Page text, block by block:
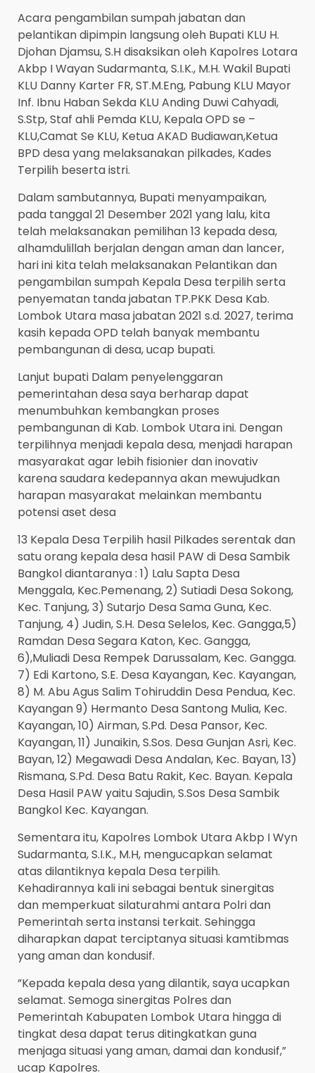
Acara pengambilan sumpah jabatan dan
pelantikan dipimpin langsung oleh Bupati KLU H.
Djohan Djamsu, S.H disaksikan oleh Kapolres Lotara
Akbp I Wayan Sudarmanta, S.I.K., M.H. Wakil Bupati
KLU Danny Karter FR, ST.M.Eng, Pabung KLU Mayor
Inf. Ibnu Haban Sekda KLU Anding Duwi Cahyadi,
S.Stp, Staf ahli Pemda KLU, Kepala OPD se –
KLU,Camat Se KLU, Ketua AKAD Budiawan,Ketua
BPD desa yang melaksanakan pilkades, Kades
Terpilih beserta istri.
Dalam sambutannya, Bupati menyampaikan,
pada tanggal 21 Desember 2021 yang lalu, kita
telah melaksanakan pemilihan 13 kepada desa,
alhamdulillah berjalan dengan aman dan lancer,
hari ini kita telah melaksanakan Pelantikan dan
pengambilan sumpah Kepala Desa terpilih serta
penyematan tanda jabatan TP.PKK Desa Kab.
Lombok Utara masa jabatan 2021 s.d. 2027, terima
kasih kepada OPD telah banyak membantu
pembangunan di desa, ucap bupati.
Lanjut bupati Dalam penyelenggaran
pemerintahan desa saya berharap dapat
menumbuhkan kembangkan proses
pembangunan di Kab. Lombok Utara ini. Dengan
terpilihnya menjadi kepala desa, menjadi harapan
masyarakat agar lebih fisionier dan inovativ
karena saudara kedepannya akan mewujudkan
harapan masyarakat melainkan membantu
potensi aset desa
13 Kepala Desa Terpilih hasil Pilkades serentak dan
satu orang kepala desa hasil PAW di Desa Sambik
Bangkol diantaranya : 1) Lalu Sapta Desa
Menggala, Kec.Pemenang, 2) Sutiadi Desa Sokong,
Kec. Tanjung, 3) Sutarjo Desa Sama Guna, Kec.
Tanjung, 4) Judin, S.H. Desa Selelos, Kec. Gangga,5)
Ramdan Desa Segara Katon, Kec. Gangga,
6),Muliadi Desa Rempek Darussalam, Kec. Gangga.
7) Edi Kartono, S.E. Desa Kayangan, Kec. Kayangan,
8) M. Abu Agus Salim Tohiruddin Desa Pendua, Kec.
Kayangan 9) Hermanto Desa Santong Mulia, Kec.
Kayangan, 10) Airman, S.Pd. Desa Pansor, Kec.
Kayangan, 11) Junaikin, S.Sos. Desa Gunjan Asri, Kec.
Bayan, 12) Megawadi Desa Andalan, Kec. Bayan, 13)
Rismana, S.Pd. Desa Batu Rakit, Kec. Bayan. Kepala
Desa Hasil PAW yaitu Sajudin, S.Sos Desa Sambik
Bangkol Kec. Kayangan.
Sementara itu, Kapolres Lombok Utara Akbp I Wyn
Sudarmanta, S.I.K., M.H, mengucapkan selamat
atas dilantiknya kepala Desa terpilih.
Kehadirannya kali ini sebagai bentuk sinergitas
dan memperkuat silaturahmi antara Polri dan
Pemerintah serta instansi terkait. Sehingga
diharapkan dapat terciptanya situasi kamtibmas
yang aman dan kondusif.
”Kepada kepala desa yang dilantik, saya ucapkan
selamat. Semoga sinergitas Polres dan
Pemerintah Kabupaten Lombok Utara hingga di
tingkat desa dapat terus ditingkatkan guna
menjaga situasi yang aman, damai dan kondusif,”
ucap Kapolres.